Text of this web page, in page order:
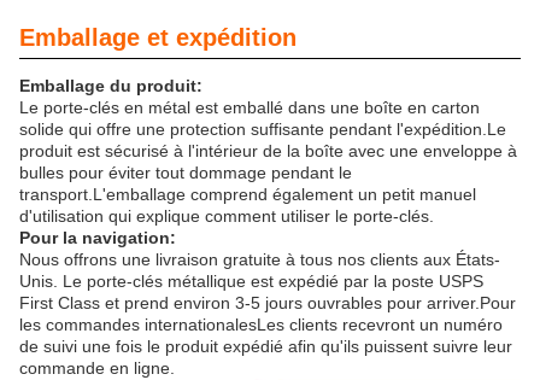
Emballage et expédition
Emballage du produit:
Le porte-clés en métal est emballé dans une boîte en carton
solide qui offre une protection suffisante pendant l'expédition.Le
produit est sécurisé à l'intérieur de la boîte avec une enveloppe à
bulles pour éviter tout dommage pendant le
transport.L'emballage comprend également un petit manuel
d'utilisation qui explique comment utiliser le porte-clés.
Pour la navigation:
Nous offrons une livraison gratuite à tous nos clients aux États-
Unis. Le porte-clés métallique est expédié par la poste USPS
First Class et prend environ 3-5 jours ouvrables pour arriver.Pour
les commandes internationalesLes clients recevront un numéro
de suivi une fois le produit expédié afin qu'ils puissent suivre leur
commande en ligne.